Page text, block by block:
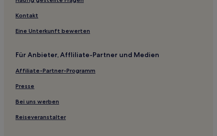
Sakae Hotels
Kuzuma Hotels
Hotels nahe Baseball-Museum Yoshizawa
Hotels nahe Bahnhof Narashino Kaihin-Makuhari
Hotels nahe Ikspiari
Hotels nahe Bahnhof Narita
Anesaki Hotels
Kontakt
Eine Unterkunft bewerten
Für Anbieter, Affliliate-Partner und Medien
Affiliate-Partner-Programm
Presse
Bei uns werben
Reiseveranstalter